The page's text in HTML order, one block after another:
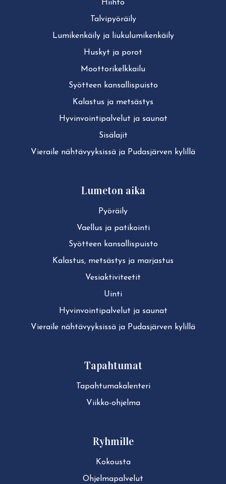
Hiihto
Tal­vi­pyö­räi­ly
Lu­mi­ken­käi­ly ja liu­ku­lu­mi­ken­käi­ly
Huskyt ja porot
Moot­to­ri­kelk­kai­lu
Syötteen kan­sal­lis­puis­to
Kalastus ja metsästys
Hy­vin­voin­ti­pal­ve­lut ja saunat
Sisälajit
Vieraile näh­tä­vyyk­sis­sä ja Pudasjärven kylillä
Lumeton aika
Pyöräily
Vaellus ja patikointi
Syötteen kan­sal­lis­puis­to
Kalastus, metsästys ja marjastus
Ve­siak­ti­vi­tee­tit
Uinti
Hy­vin­voin­ti­pal­ve­lut ja saunat
Vieraile näh­tä­vyyk­sis­sä ja Pudasjärven kylillä
Tapahtumat
Ta­pah­tu­ma­ka­len­te­ri
Viikko-ohjelma
Ryhmille
Kokousta
Ohjelmapalvelut